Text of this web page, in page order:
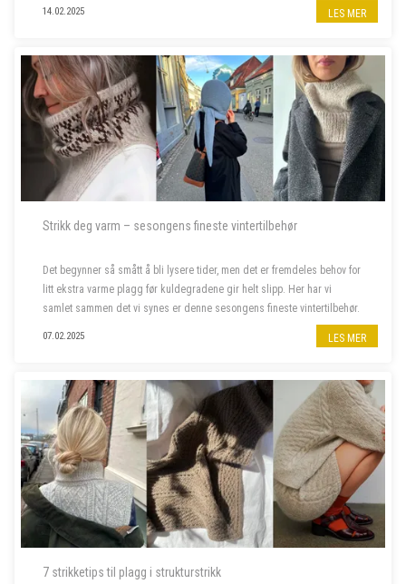
14.02.2025 LES MER
Strikk deg varm – sesongens fineste vintertilbehør
Det begynner så smått å bli lysere tider, men det er fremdeles behov for
litt ekstra varme plagg før kuldegradene gir helt slipp. Her har vi
samlet sammen det vi synes er denne sesongens fineste vintertilbehør.
07.02.2025 LES MER
7 strikketips til plagg i strukturstrikk